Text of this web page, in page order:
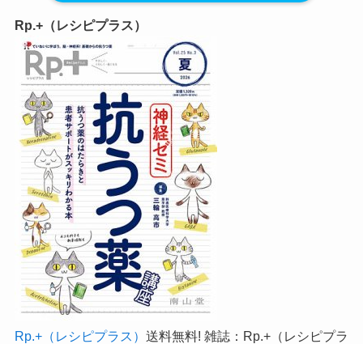
Rp.+（レシピプラス）
Rp.+（レシピプラス） 送料無料! 雑誌：Rp.+（レシピプラ